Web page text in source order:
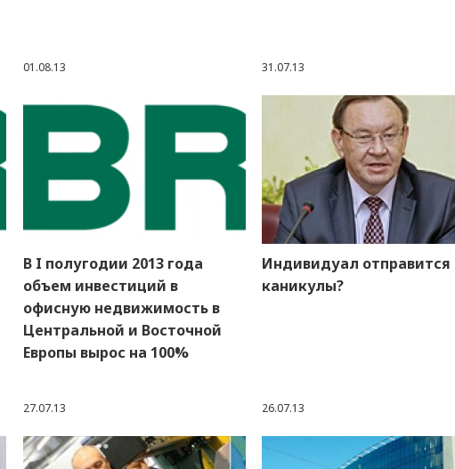
01.08.13 31.07.13
В I полугодии 2013 года
объем инвестиций в
офисную недвижимость в
Центральной и Восточной
Европы вырос на 100%
27.07.13
Индивидуал отправится
каникулы?
26.07.13